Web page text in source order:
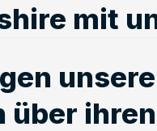
mit
unsere
über ihren